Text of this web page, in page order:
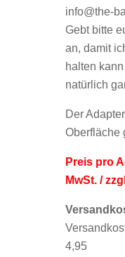
info@the-
Gebt bitte
an, damit
halten
natürlich
Der
Oberfläche
Preis pro
MwSt. /
4,95